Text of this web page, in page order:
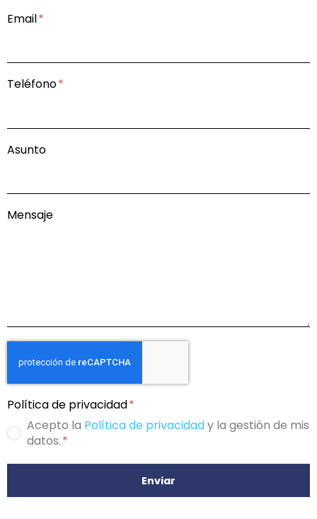
Email
Teléfono
Asunto
Mensaje
Política de privacidad
Acepto la Política de privacidady la gestión de mis
datos.
Enviar